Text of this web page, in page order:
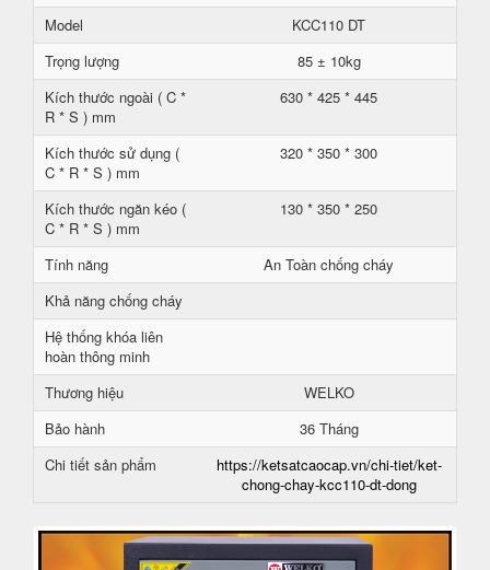
Model
KCC110 DT
Trọng lượng
85 ± 10kg
Kích thước ngoài ( C *
R * S ) mm
630 * 425 * 445
Kích thước sử dụng (
C * R * S ) mm
320 * 350 * 300
Kích thước ngăn kéo (
C * R * S ) mm
130 * 350 * 250
Tính năng
An Toàn chống cháy
Khả năng chống cháy
Hệ thống khóa liên
hoàn thông minh
Thương hiệu
WELKO
Bảo hành
36 Tháng
Chi tiết sản phẩm
https://ketsatcaocap.vn/chi-tiet/ket-
chong-chay-kcc110-dt-dong